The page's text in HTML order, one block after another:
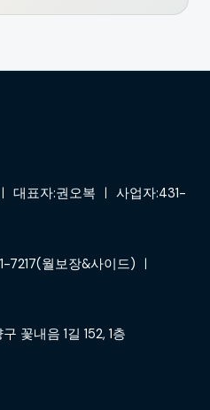
대표자:권오복 ㅣ 사업자:431-
월보장&사이드) ㅣ
꽃내음 1길 152, 1층